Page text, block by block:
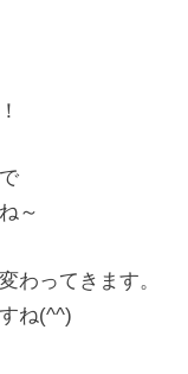
～
わってきます。
ね(^^)